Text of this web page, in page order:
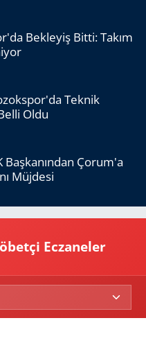
Bekleyiş Bitti: Takım
Teknik
Oldu
Başkanından Çorum'a
Müjdesi
Eczaneler